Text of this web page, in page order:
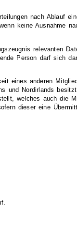
nach Ablauf
keine Ausnahme
relevanten
Person darf sich
eines anderen
und Nordirlands
welches auch die
dieser eine